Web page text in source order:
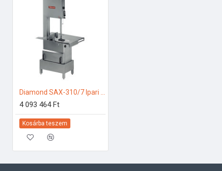
4 093 464 Ft
Kosárba teszem